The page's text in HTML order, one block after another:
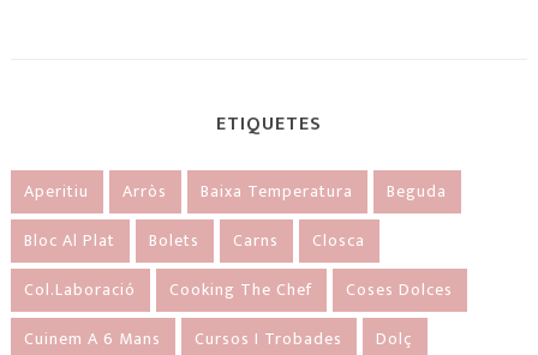
ETIQUETES
Aperitiu Arròs Baixa Temperatura
Beguda
Bloc Al Plat
Bolets Carns
Closca
Col.laboració
Cooking The Chef
Coses Dolces
Cuinem A 6 Mans
Cursos I Trobades
Dolç